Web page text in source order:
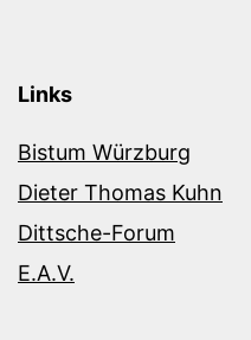
Links
Bistum Würzburg
Dieter Thomas Kuhn
Dittsche-Forum
E.A.V.